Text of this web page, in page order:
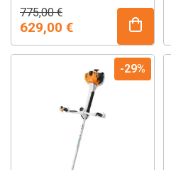
Sisältää kaksoisvaljaat ja
kolme eri terää;
raivausterän, ruohoterän
ja siimapään.
775,00€
Alkuperäinen
hinta
775,00 €.
629,00 €
Nykyinen
hinta
629,00 €.
-29%